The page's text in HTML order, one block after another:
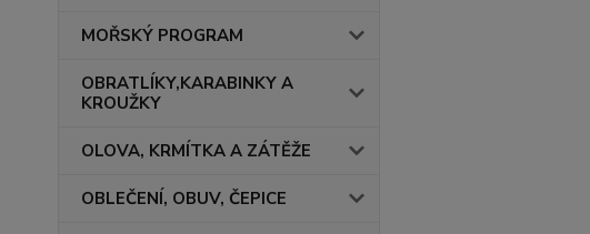
MOŘSKÝ PROGRAM
OBRATLÍKY,KARABINKY A
KROUŽKY
OLOVA, KRMÍTKA A ZÁTĚŽE
OBLEČENÍ, OBUV, ČEPICE